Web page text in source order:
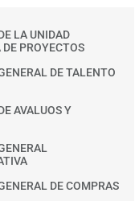
LA UNIDAD
PROYECTOS
DE TALENTO
AVALUOS Y
DE COMPRAS